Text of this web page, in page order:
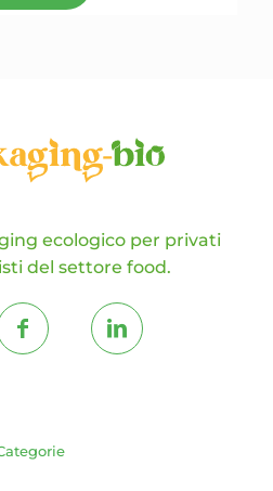
ecologico per privati
del settore food.